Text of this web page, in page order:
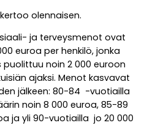
olennaisen.
ja terveysmenot ovat
euroa per henkilö, jonka
puolittuu noin 2 000 euroon
ajaksi. Menot kasvavat
jälkeen: 80-84 -vuotiailla
noin 8 000 euroa, 85-89
ja yli 90-vuotiailla jo 20 000